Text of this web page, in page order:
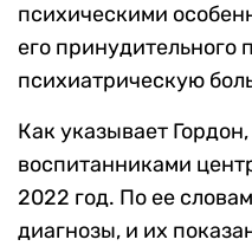
психическими
его принудительного
психиатрическую
Как указывает
воспитанниками
2022 год. По ее
диагнозы, и их